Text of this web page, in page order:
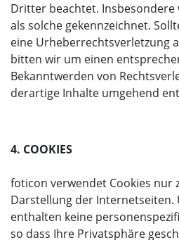
Dritter beachtet.
als solche gekennzeichnet.
eine Urheberrechtsverletzung
bitten wir um einen
Bekanntwerden von
derartige Inhalte umgehend
4. COOKIES
foticon verwendet Cookies nur
Darstellung der Internetseiten.
enthalten keine
so dass Ihre Privatsphäre